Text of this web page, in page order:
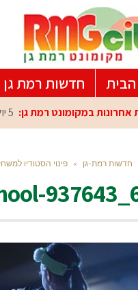
חדשות רמת גן
אחרונות במקומונט רמת גן: 5 יולי, 2026
חדשות רמת-גן » פינוי הסטודיו